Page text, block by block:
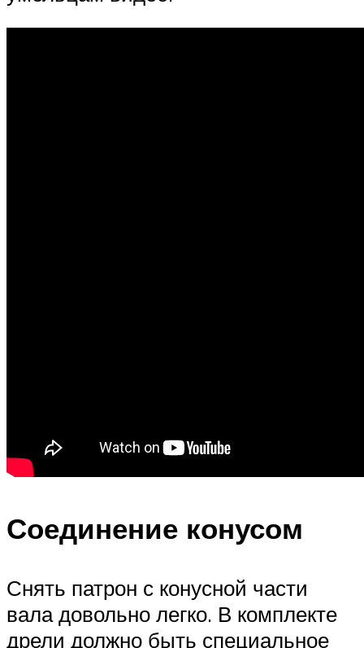
Соединение конусом
Снять патрон с конусной части
вала довольно легко. В комплекте
дрели должно быть специальное